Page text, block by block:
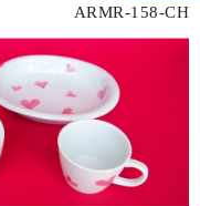
ARMR-158-CH